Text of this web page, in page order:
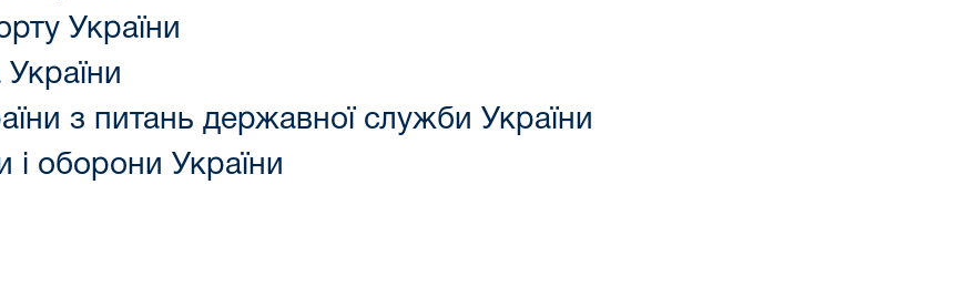
України
з питань державної служби України
і оборони України